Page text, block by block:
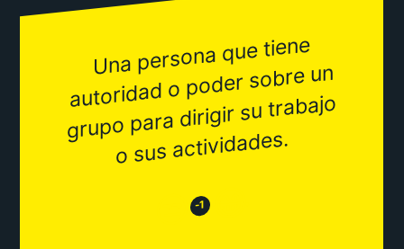
Una persona que tiene
autoridad o poder sobre un
grupo para dirigir su trabajo
o sus actividades.
😒 -1 😂